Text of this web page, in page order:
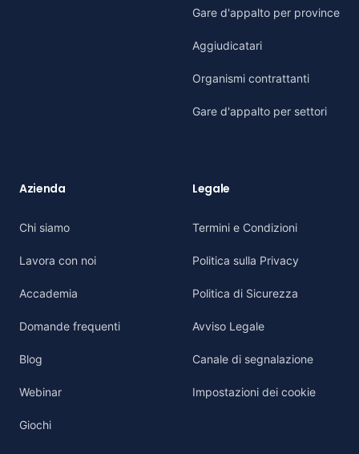
Gare d'appalto per province
Aggiudicatari
Organismi contrattanti
Gare d'appalto per settori
Azienda
Chi siamo
Lavora con noi
Accademia
Domande frequenti
Blog
Webinar
Giochi
Legale
Termini e Condizioni
Politica sulla Privacy
Politica di Sicurezza
Avviso Legale
Canale di segnalazione
Impostazioni dei cookie